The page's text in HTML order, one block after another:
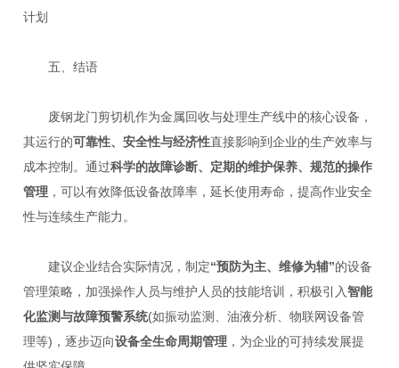
计划
五、结语
废钢龙门剪切机作为金属回收与处理生产线中的核心设备，
其运行的可靠性、安全性与经济性直接影响到企业的生产效率与
成本控制。通过科学的故障诊断、定期的维护保养、规范的操作
管理 ，可以有效降低设备故障率，延长使用寿命，提高作业安全
性与连续生产能力。
建议企业结合实际情况，制定“预防为主、维修为辅”的设备
管理策略，加强操作人员与维护人员的技能培训，积极引入智能
化监测与故障预警系统(如振动监测、油液分析、物联网设备管
理等)，逐步迈向设备全生命周期管理 ，为企业的可持续发展提